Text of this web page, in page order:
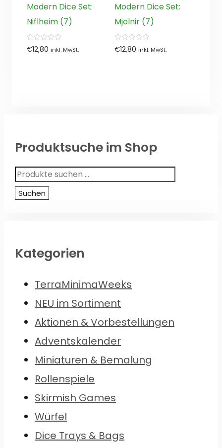
Modern Dice Set:
Niflheim (7)
0
von
€12,80 inkl. MwSt.
Modern Dice Set:
Mjolnir (7)
0
von
€12,80 inkl. MwSt.
Produktsuche im Shop
Suchen
nach:
Suchen
Kategorien
TerraMinimaWeeks
NEU im Sortiment
Aktionen & Vorbestellungen
Adventskalender
Miniaturen & Bemalung
Rollenspiele
Skirmish Games
Würfel
Dice Trays & Bags